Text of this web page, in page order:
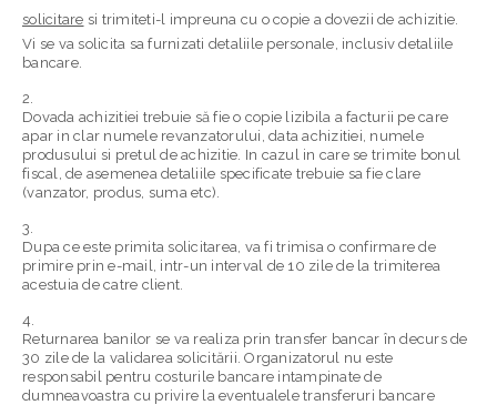
solicitare si trimiteti-l impreuna cu o copie a dovezii de achizitie.
Vi se va solicita sa furnizati detaliile personale, inclusiv detaliile
bancare.
Dovada achizitiei trebuie să fie o copie lizibila a facturii pe care
apar in clar numele revanzatorului, data achizitiei, numele
produsului si pretul de achizitie. In cazul in care se trimite bonul
fiscal, de asemenea detaliile specificate trebuie sa fie clare
(vanzator, produs, suma etc).
Dupa ce este primita solicitarea, va fi trimisa o confirmare de
primire prin e-mail, intr-un interval de 10 zile de la trimiterea
acestuia de catre client.
Returnarea banilor se va realiza prin transfer bancar în decurs de
30 zile de la validarea solicitării. Organizatorul nu este
responsabil pentru costurile bancare intampinate de
dumneavoastra cu privire la eventualele transferuri bancare